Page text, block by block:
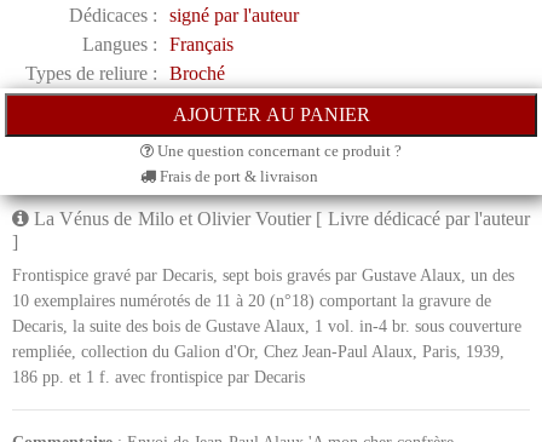
Dédicaces :
signé par l'auteur
Langues :
Français
Types de reliure :
Broché
Une question concernant ce produit ?
Frais de port & livraison
La Vénus de Milo et Olivier Voutier [ Livre dédicacé par l'auteur
]
Frontispice gravé par Decaris, sept bois gravés par Gustave Alaux, un des
10 exemplaires numérotés de 11 à 20 (n°18) comportant la gravure de
Decaris, la suite des bois de Gustave Alaux, 1 vol. in-4 br. sous couverture
rempliée, collection du Galion d'Or, Chez Jean-Paul Alaux, Paris, 1939,
186 pp. et 1 f. avec frontispice par Decaris